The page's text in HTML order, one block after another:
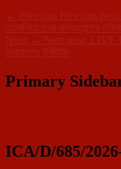
← Previous Previous post:
এসোসিয়েশনের কনফারেন্সের
Next → Next post:
LIVE
ফলাফলের টুকিটাকি
Primary
ICA/D/685/